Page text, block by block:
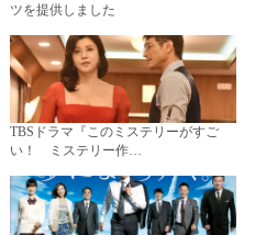
ツを提供しました
TBSドラマ『このミステリーがすご
い！ ミステリー作…